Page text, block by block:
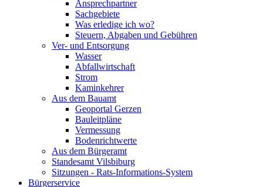
Ansprechpartner
Sachgebiete
Was erledige ich wo?
Steuern, Abgaben und Gebühren
Ver- und Entsorgung
Wasser
Abfallwirtschaft
Strom
Kaminkehrer
Aus dem Bauamt
Geoportal Gerzen
Bauleitpläne
Vermessung
Bodenrichtwerte
Aus dem Bürgeramt
Standesamt Vilsbiburg
Sitzungen - Rats-Informations-System
Bürgerservice